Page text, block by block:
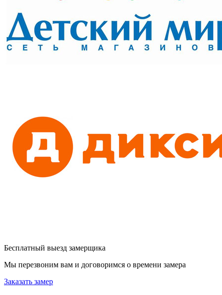
Бесплатный выезд замерщика
Мы перезвоним вам и договоримся о времени замера
Заказать замер